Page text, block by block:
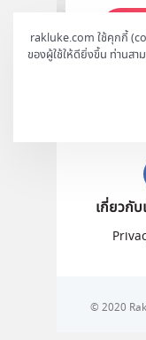
rakluke.com ใช้คุกกี้
ของผู้ใช้ให้ดียิ่งขึ้น ท่านสา
เกี่ยวกับ
© 2020